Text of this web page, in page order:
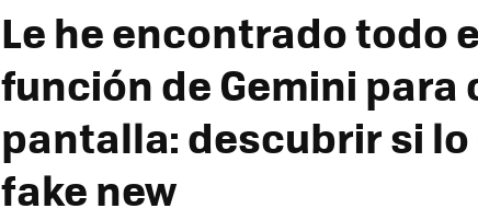
Le he encontrado todo
función de Gemini
pantalla: descubrir si lo
fake new